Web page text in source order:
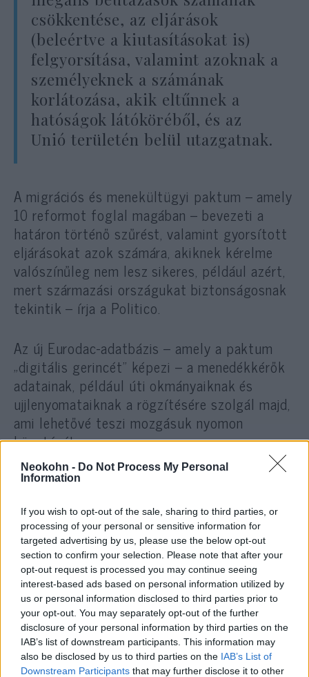
Neokohn - Do Not Process My Personal
Information
If you wish to opt-out of the sale, sharing to third parties, or
processing of your personal or sensitive information for
targeted advertising by us, please use the below opt-out
section to confirm your selection. Please note that after your
opt-out request is processed you may continue seeing
interest-based ads based on personal information utilized by
us or personal information disclosed to third parties prior to
your opt-out. You may separately opt-out of the further
disclosure of your personal information by third parties on the
IAB’s list of downstream participants. This information may
also be disclosed by us to third parties on the IAB’s List of
Downstream Participants that may further disclose it to other
csökkentése, az eljárások
(beleértve a kiutasításokat is)
felgyorsítása, valamint azoknak a
személyeknek a számának
korlátozása, akik eltűnnek a
hatóságok látóköréből, és az
Unió területén belül utazgatnak.
A migrációs és menekültügyi paktum – amely
10 reformot foglal magában – bevezeti a
határon történő szűrést, valamint gyorsított
eljárásokat azok számára, akiknek kérelme
valószínűleg nem lesz sikeres, például azért,
mert származási országukat biztonságosnak
tekintik – írja a Politico.
Az új Eurodac-adatbázis – amely a paktum
„digitális gerincét” képezi – a menedékkérők
adatainak, például úti okmányaiknak és
ujjlenyomataiknak a rögzítésére szolgál majd,
ami lehetővé teszi mozgásuk nyomon
követését.
kőkemény szigorításakat javasol az EU
határain
A kényes pont: az unió és a
szolidaritás
A szabályok egyúttal támogatást is
jelentenek azoknak az EU-tagállamoknak,
amelyek a legtöbb migránst fogadják be. Ez a